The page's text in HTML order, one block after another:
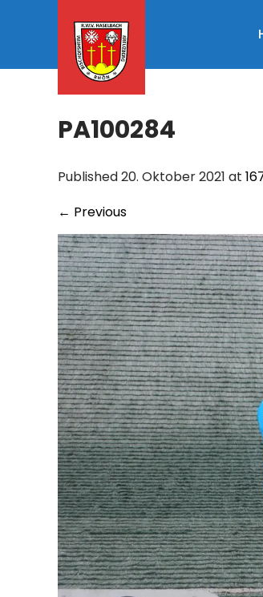
PA100284
Published 20. Oktober 2021 at
← Previous